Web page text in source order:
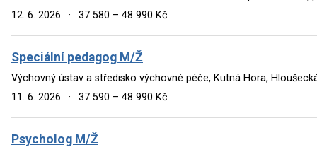
12. 6. 2026
· 37 580 – 48 990 Kč
Speciální pedagog M/Ž
Výchovný ústav a středisko výchovné péče, Kutná Hora,
11. 6. 2026
· 37 590 – 48 990 Kč
Psycholog M/Ž